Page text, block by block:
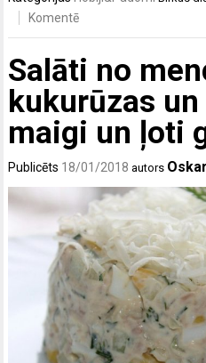
Komentē
Salāti no
kukurūzas
maigi un ļoti
Publicēts 18/01/2018 autors